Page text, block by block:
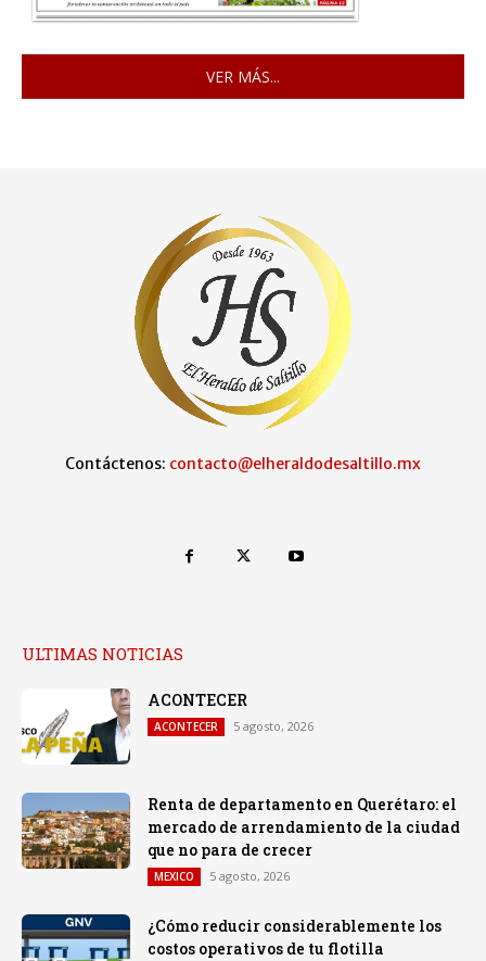
VER MÁS...
Contáctenos: contacto@elheraldodesaltillo.mx
ULTIMAS NOTICIAS
ACONTECER
ACONTECER 5 agosto, 2026
Renta de departamento en Querétaro: el
mercado de arrendamiento de la ciudad
que no para de crecer
MEXICO 5 agosto, 2026
¿Cómo reducir considerablemente los
costos operativos de tu flotilla